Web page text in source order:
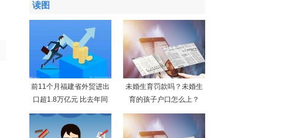
读图
前11个月福建省外贸进出
口超1.8万亿元 比去年同
未婚生育罚款吗？未婚生
育的孩子户口怎么上？